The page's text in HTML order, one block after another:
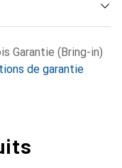
Garantie (Bring-in)
de garantie